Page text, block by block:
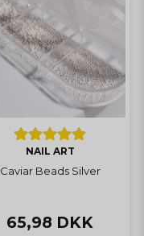
NAIL ART
Caviar Beads Silver
65,98 DKK